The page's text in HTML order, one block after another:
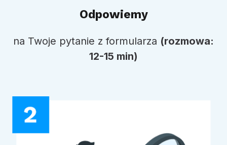
Odpowiemy
na Twoje pytanie z formularza (rozmowa:
12-15 min)